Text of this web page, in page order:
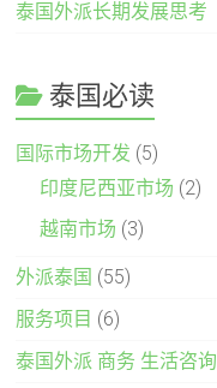
泰国外派长期发展思考
泰国必读
国际市场开发 (5)
印度尼西亚市场 (2)
越南市场 (3)
外派泰国 (55)
服务项目 (6)
泰国外派 商务 生活咨询